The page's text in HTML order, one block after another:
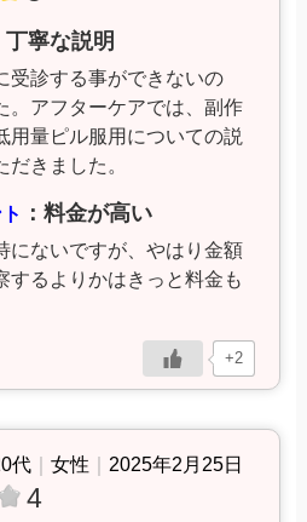
丁寧な説明
受診する事ができないの
。アフターケアでは、副作
用量ピル服用についての説
きました。
：料金が高い
にないですが、やはり金額
するよりかはきっと料金も
+2
代 ｜女性 ｜ 2025年2月25日
4